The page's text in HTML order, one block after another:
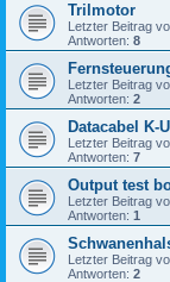
Trilmotor
Letzter Beitrag
Antworten: 8
Letzter Beitrag
Antworten: 2
Datacabel K-
Letzter Beitrag
Antworten: 7
Output test
Letzter Beitrag
Antworten: 1
Letzter Beitrag
Antworten: 2